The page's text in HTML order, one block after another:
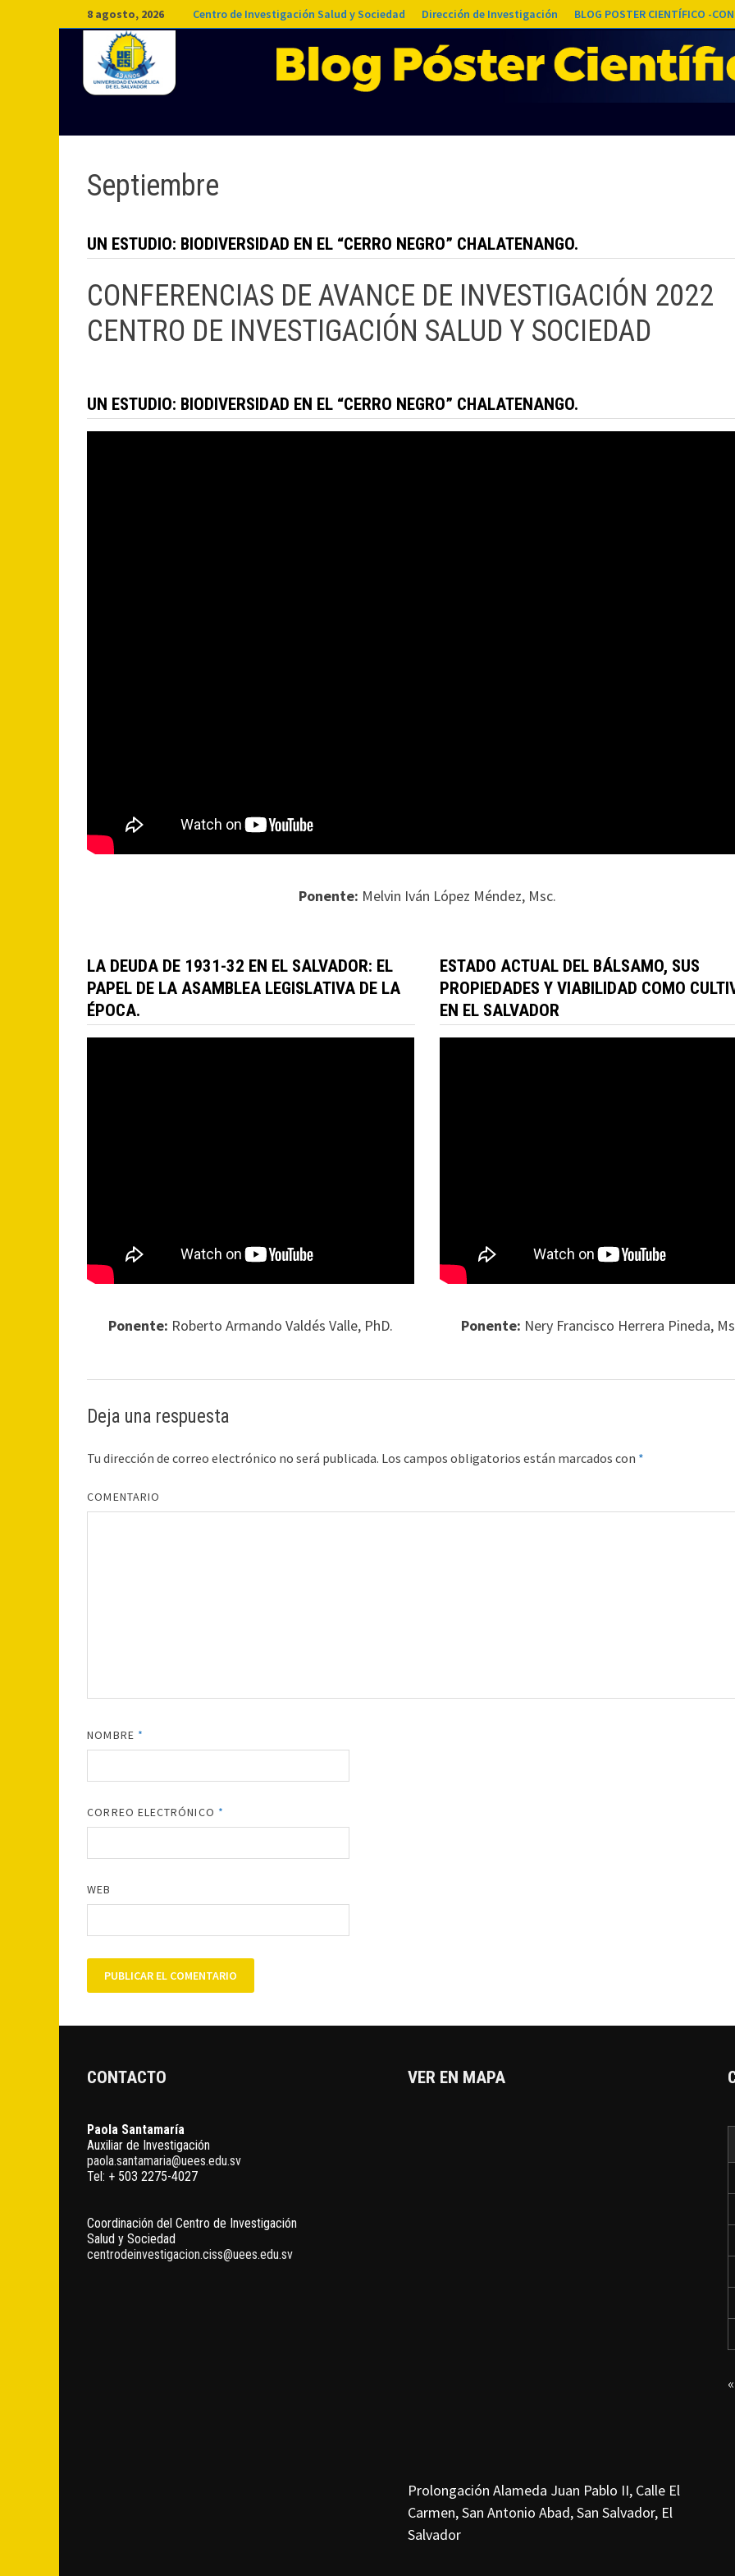
Saltar
al
contenido
8 agosto, 2026 Centro de Investigación Salud y Sociedad Dirección de Investigación BLOG POSTER CIENTÍFICO -
Septiembre
UN ESTUDIO: BIODIVERSIDAD EN EL “CERRO NEGRO” CHALATENANGO.
CONFERENCIAS DE AVANCE DE INVESTIGACIÓN 2022
CENTRO DE INVESTIGACIÓN SALUD Y SOCIEDAD
UN ESTUDIO: BIODIVERSIDAD EN EL “CERRO NEGRO” CHALATENANGO.
Ponente: Melvin Iván López Méndez, Msc.
LA DEUDA DE 1931-32 EN EL SALVADOR: EL
PAPEL DE LA ASAMBLEA LEGISLATIVA DE LA
ÉPOCA.
Ponente: Roberto Armando Valdés Valle, PhD.
ESTADO ACTUAL DEL BÁLSAMO, SUS
PROPIEDADES Y VIABILIDAD COMO
EN EL SALVADOR
Ponente: Nery Francisco Herrera Pineda,
Deja una respuesta
Tu dirección de correo electrónico no será publicada. Los campos obligatorios están marcados con *
COMENTARIO
NOMBRE *
CORREO ELECTRÓNICO *
WEB
CONTACTO
Paola Santamaría
Auxiliar de Investigación
paola.santamaria@uees.edu.sv
Tel: + 503 2275-4027
Coordinación del Centro de Investigación
Salud y Sociedad
centrodeinvestigacion.ciss@uees.edu.sv
VER EN MAPA
Prolongación Alameda Juan Pablo II, Calle El
Carmen, San Antonio Abad, San Salvador, El
Salvador